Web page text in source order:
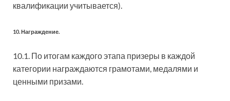
квалификации учитывается).
10. Награждение.
10.1. По итогам каждого этапа призеры в каждой
категории награждаются грамотами, медалями и
ценными призами.